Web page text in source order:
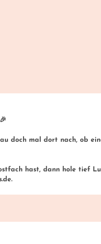
doch mal dort nach, ob
hast, dann hole tief